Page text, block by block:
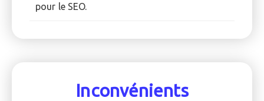
pour le SEO.
Inconvénients